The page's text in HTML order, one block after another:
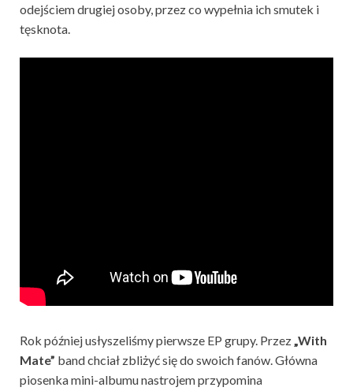
odejściem drugiej osoby, przez co wypełnia ich smutek i
tęsknota.
Rok później usłyszeliśmy pierwsze EP grupy. Przez„With
Mate” band chciał zbliżyć się do swoich fanów. Główna
piosenka mini-albumu nastrojem przypomina